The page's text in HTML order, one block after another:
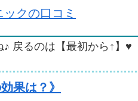
クの口コミ
戻るのは【最初から↑】♥
果は？》